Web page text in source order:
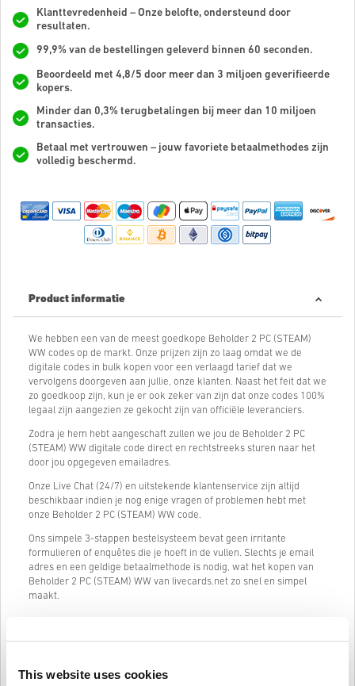
This website uses cookies
Klanttevredenheid – Onze belofte, ondersteund door
resultaten.
99,9% van de bestellingen geleverd binnen 60 seconden.
Beoordeeld met 4,8/5 door meer dan 3 miljoen geverifieerde
kopers.
Minder dan 0,3% terugbetalingen bij meer dan 10 miljoen
transacties.
Betaal met vertrouwen – jouw favoriete betaalmethodes zijn
volledig beschermd.
Product informatie
We hebben een van de meest goedkope Beholder 2 PC (STEAM)
WW codes op de markt. Onze prijzen zijn zo laag omdat we de
digitale codes in bulk kopen voor een verlaagd tarief dat we
vervolgens doorgeven aan jullie, onze klanten. Naast het feit dat we
zo goedkoop zijn, kun je er ook zeker van zijn dat onze codes 100%
legaal zijn aangezien ze gekocht zijn van officiële leveranciers.
Zodra je hem hebt aangeschaft zullen we jou de Beholder 2 PC
(STEAM) WW digitale code direct en rechtstreeks sturen naar het
door jou opgegeven emailadres.
Onze Live Chat (24/7) en uitstekende klantenservice zijn altijd
beschikbaar indien je nog enige vragen of problemen hebt met
onze Beholder 2 PC (STEAM) WW code.
Ons simpele 3-stappen bestelsysteem bevat geen irritante
formulieren of enquêtes die je hoeft in de vullen. Slechts je email
adres en een geldige betaalmethode is nodig, wat het kopen van
Beholder 2 PC (STEAM) WW van livecards.net zo snel en simpel
maakt.
Voorwaarden